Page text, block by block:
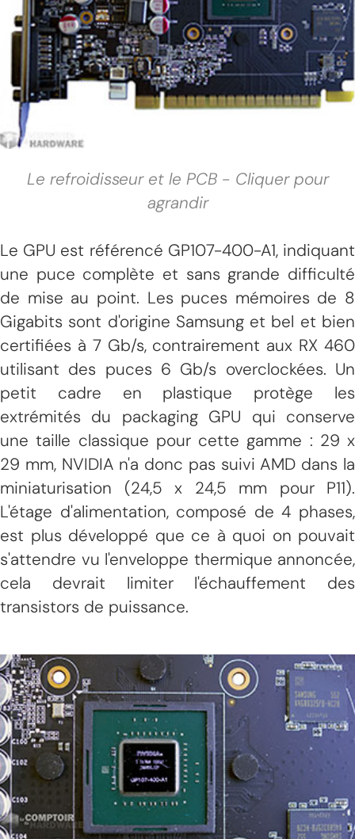
Le refroidisseur et le PCB - Cliquer pour
agrandir
Le GPU est référencé GP107-400-A1, indiquant
une puce complète et sans grande difficulté
de mise au point. Les puces mémoires de 8
Gigabits sont d'origine Samsung et bel et bien
certifiées à 7 Gb/s, contrairement aux RX 460
utilisant des puces 6 Gb/s overclockées. Un
petit cadre en plastique protège les
extrémités du packaging GPU qui conserve
une taille classique pour cette gamme : 29 x
29 mm, NVIDIA n'a donc pas suivi AMD dans la
miniaturisation (24,5 x 24,5 mm pour P11).
L'étage d'alimentation, composé de 4 phases,
est plus développé que ce à quoi on pouvait
s'attendre vu l'enveloppe thermique annoncée,
cela devrait limiter l'échauffement des
transistors de puissance.